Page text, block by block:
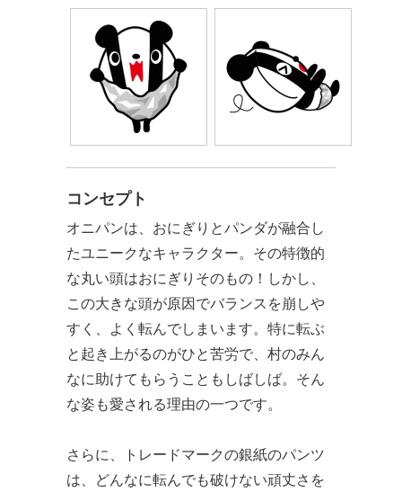
コンセプト
オニパンは、おにぎりとパンダが融合し
たユニークなキャラクター。その特徴的
な丸い頭はおにぎりそのもの！しかし、
この大きな頭が原因でバランスを崩しや
すく、よく転んでしまいます。特に転ぶ
と起き上がるのがひと苦労で、村のみん
なに助けてもらうこともしばしば。そん
な姿も愛される理由の一つです。
さらに、トレードマークの銀紙のパンツ
は、どんなに転んでも破けない頑丈さを